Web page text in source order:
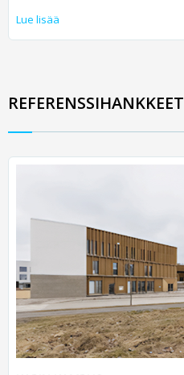
Lue lisää
REFERENSSIHANKKEET